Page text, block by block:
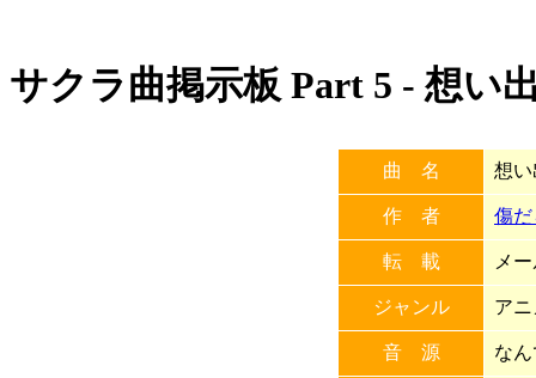
サクラ曲掲示板 Part 5 - 想い
曲 名 想
作 者 傷
転 載 メ
ジャンル ア
音 源 な